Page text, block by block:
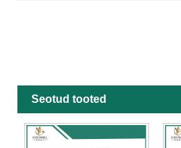
Seotud tooted